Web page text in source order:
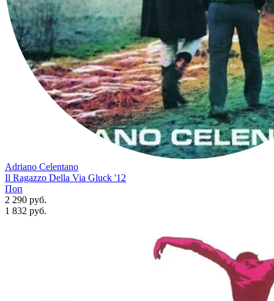
Adriano Celentano
Il Ragazzo Della Via Gluck '12
Поп
2 290 руб.
1 832 руб.